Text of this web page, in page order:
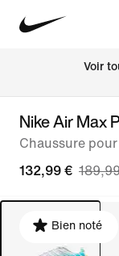
Voir
Nike Air Max
Chaussure
132,99 €
Bien noté